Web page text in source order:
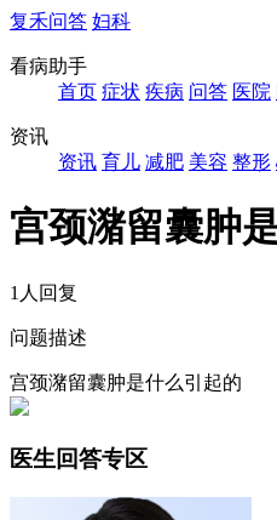
复禾问答 妇科
看病助手
首页 症状 疾病 问答 医院
资讯
资讯 育儿 减肥 美容 整形
宫颈潴留囊肿
1人回复
问题描述
宫颈潴留囊肿是什么引起的
医生回答专区